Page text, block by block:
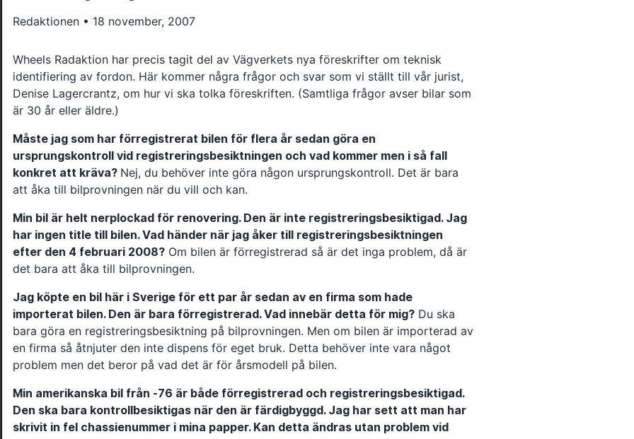
Redaktionen • 18 november, 2007
Wheels Radaktion har precis tagit del av Vägverkets nya föreskrifter om teknisk
identifiering av fordon. Här kommer några frågor och svar som vi ställt till vår jurist,
Denise Lagercrantz, om hur vi ska tolka föreskriften. (Samtliga frågor avser bilar som
är 30 år eller äldre.)
Måste jag som har förregistrerat bilen för flera år sedan göra en
ursprungskontroll vid registreringsbesiktningen och vad kommer men i så fall
konkret att kräva? Nej, du behöver inte göra någon ursprungskontroll. Det är bara
att åka till bilprovningen när du vill och kan.
Min bil är helt nerplockad för renovering. Den är inte registreringsbesiktigad. Jag
har ingen title till bilen. Vad händer när jag åker till registreringsbesiktningen
efter den 4 februari 2008? Om bilen är förregistrerad så är det inga problem, då är
det bara att åka till bilprovningen.
Jag köpte en bil här i Sverige för ett par år sedan av en firma som hade
importerat bilen. Den är bara förregistrerad. Vad innebär detta för mig? Du ska
bara göra en registreringsbesiktning på bilprovningen. Men om bilen är importerad av
en firma så åtnjuter den inte dispens för eget bruk. Detta behöver inte vara något
problem men det beror på vad det är för årsmodell på bilen.
Min amerikanska bil från -76 är både förregistrerad och registreringsbesiktigad.
Den ska bara kontrollbesiktigas när den är färdigbyggd. Jag har sett att man har
skrivit in fel chassienummer i mina papper. Kan detta ändras utan problem vid